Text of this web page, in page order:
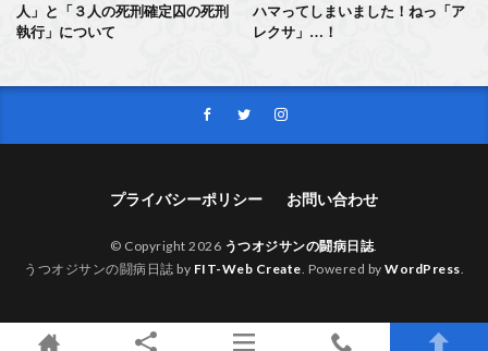
人」と「３人の死刑確定囚の死刑
執行」について
ハマってしまいました！ねっ「ア
レクサ」…！
プライバシーポリシー お問い合わせ
© Copyright 2026 うつオジサンの闘病日誌
うつオジサンの闘病日誌 by FIT-Web Create . Powered by WordPress